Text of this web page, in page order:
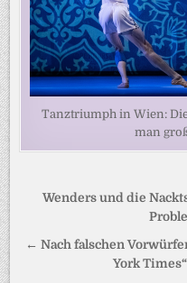
Tanztriumph in Wien:
man
Wenders und die
← Nach falschen
York